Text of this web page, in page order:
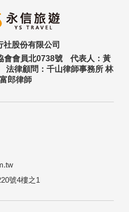
社股份有限公司
會會員北0738號
代表人：黃
法律顧問：千山律師事務所 林
富郎律師
號4樓之1